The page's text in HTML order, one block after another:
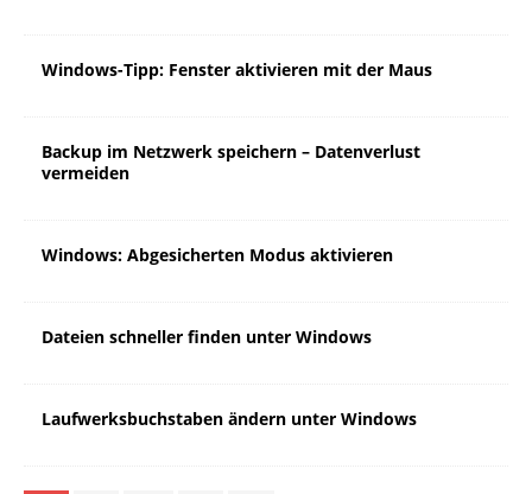
Windows-Tipp: Fenster aktivieren mit der Maus
Backup im Netzwerk speichern – Datenverlust
vermeiden
Windows: Abgesicherten Modus aktivieren
Dateien schneller finden unter Windows
Laufwerksbuchstaben ändern unter Windows